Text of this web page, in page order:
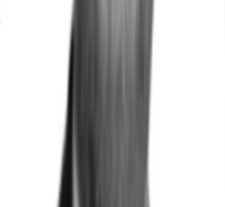
Grundriss